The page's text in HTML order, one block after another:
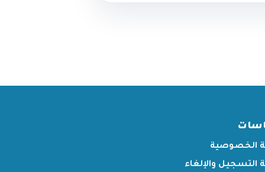
الخصوصية
والإلغاء